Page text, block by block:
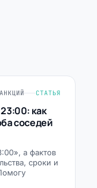
СТАТЬЯ
как
соседей
а фактов
сроки и